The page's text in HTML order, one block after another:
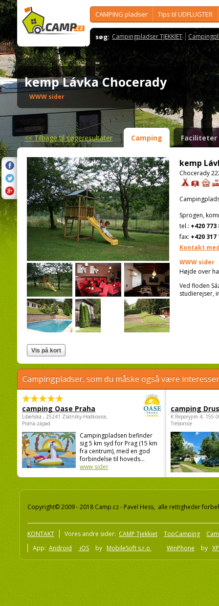
CAMPING pladser Tips til UDFLUGTER
søg: Campingpladser TJEKKIET
kemp Lávka Chocerady
WWW sider
<<Tilbage til søgeresultater Camping Faciliteter
kemp
Chocerady
Sprogen,
tel.: +420 773
fax: +420 317
Kontakt
WWW sider
Højde over
Ved floden
studierejser,
Campingpladser, som du måske også være
camping Oase Praha
Libeňská , 25241 Zlatníky-Hodkovice,
Praha-západ
Campingpladsen befinder
sig 5 km syd for Prag (15 km
fra centrum), med en god
forbindelse til hoveds...
www sider
camping
K Reporyjim 4, 155
Trebonice
Copyright© 2009 - 2018 Camp.cz - Pavel Hess, alle rettigheder
KONTAKT Vores andre sider: CAMP Tjekkiet TopCamping
App: Android iOS by MobileSoft s.r.o WinPhone by